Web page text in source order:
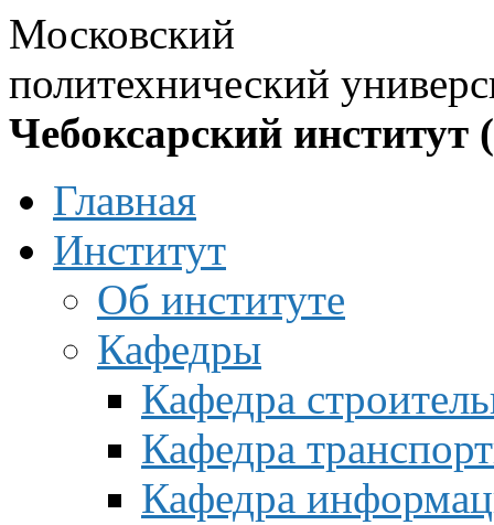
Московский
политехнический
Чебоксарский институт
Главная
Институт
Об институте
Кафедры
Кафедра
Кафедра
Кафедра